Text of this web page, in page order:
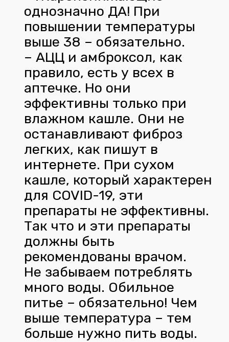
однозначно ДА! При
повышении температуры
выше 38 – обязательно.
– АЦЦ и амброксол, как
правило, есть у всех в
аптечке. Но они
эффективны только при
влажном кашле. Они не
останавливают фиброз
легких, как пишут в
интернете. При сухом
кашле, который характерен
для COVID-19, эти
препараты не эффективны.
Так что и эти препараты
должны быть
рекомендованы врачом.
Не забываем потреблять
много воды. Обильное
питье – обязательно! Чем
выше температура – тем
больше нужно пить воды.